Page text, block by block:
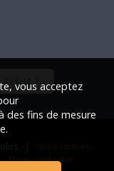
?
| Qui sommes-
Nous contacter
vous acceptez
des fins de mesure